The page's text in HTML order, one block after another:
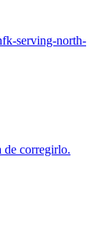
serving-north-
de corregirlo.